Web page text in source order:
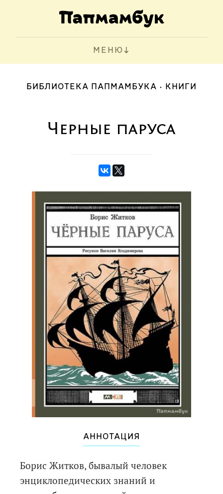
МЕНЮ
БИБЛИОТЕКА ПАПМАМБУКА КНИГИ
Черные паруса
АННОТАЦИЯ
Борис Житков, бывалый человек
энциклопедических знаний и